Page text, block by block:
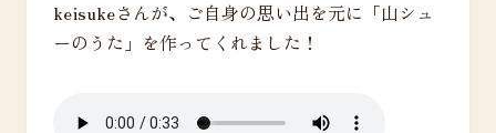
keisukeさんが、ご自身の思い出を元に「山シュ
ーのうた」を作ってくれました！